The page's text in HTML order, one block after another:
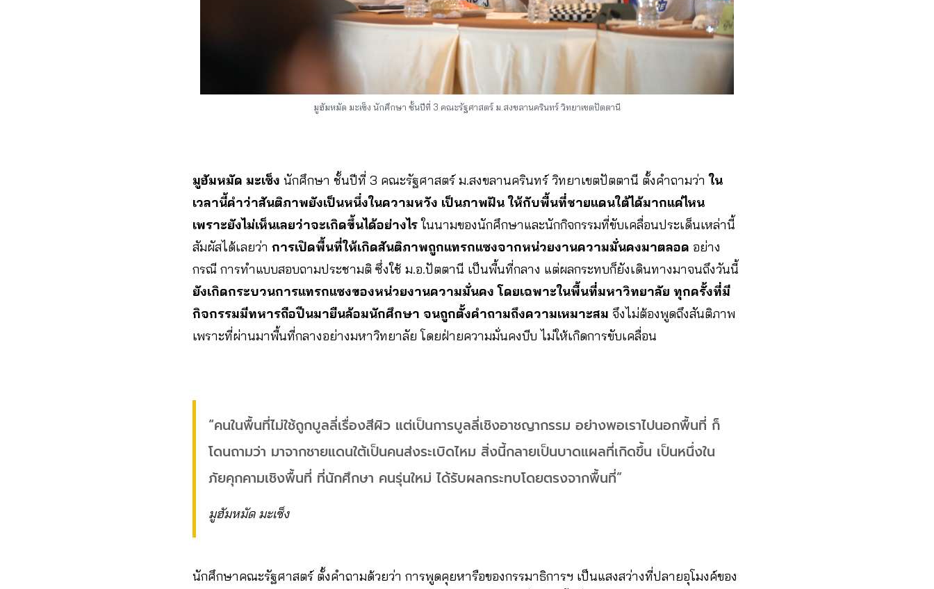
มูฮัมหมัด มะเซ็ง นักศึกษา ชั้นปีที่ 3 คณะรัฐศาสตร์ ม.สงขลานครินทร์ วิทยาเขตปัตตานี
มูฮัมหมัด มะเซ็ง นักศึกษา ชั้นปีที่ 3 คณะรัฐศาสตร์ ม.สงขลานครินทร์ วิทยาเขตปัตตานี ตั้งคำถามว่าใน
เวลานี้คำว่าสันติภาพยังเป็นหนึ่งในความหวัง เป็นภาพฝัน ให้กับพื้นที่ชายแดนใต้ได้มากแค่ไหน
เพราะยังไม่เห็นเลยว่าจะเกิดขึ้นได้อย่างไรในนามของนักศึกษาและนักกิจกรรมที่ขับเคลื่อนประเด็นเหล่านี้
สัมผัสได้เลยว่า การเปิดพื้นที่ให้เกิดสันติภาพถูกแทรกแซงจากหน่วยงานความมั่นคงมาตลอด อย่าง
กรณี การทำแบบสอบถามประชามติ ซึ่งใช้ ม.อ.ปัตตานี เป็นพื้นที่กลาง แต่ผลกระทบก็ยังเดินทางมาจนถึงวันนี้
ยังเกิดกระบวนการแทรกแซงของหน่วยงานความมั่นคง โดยเฉพาะในพื้นที่มหาวิทยาลัย ทุกครั้งที่มี
กิจกรรมมีทหารถือปืนมายืนล้อมนักศึกษา จนถูกตั้งคำถามถึงความเหมาะสม จึงไม่ต้องพูดถึงสันติภาพ
เพราะที่ผ่านมาพื้นที่กลางอย่างมหาวิทยาลัย โดยฝ่ายความมั่นคงบีบ ไม่ให้เกิดการขับเคลื่อน
“คนในพื้นที่ไม่ใช้ถูกบูลลี่เรื่องสีผิว แต่เป็นการบูลลี่เชิงอาชญากรรม อย่างพอเราไปนอกพื้นที่ ก็
โดนถามว่า มาจากชายแดนใต้เป็นคนส่งระเบิดไหม สิ่งนี้กลายเป็นบาดแผลที่เกิดขึ้น เป็นหนึ่งใน
ภัยคุกคามเชิงพื้นที่ ที่นักศึกษา คนรุ่นใหม่ ได้รับผลกระทบโดยตรงจากพื้นที่”
มูฮัมหมัด มะเซ็ง
นักศึกษาคณะรัฐศาสตร์ ตั้งคำถามด้วยว่า การพูดคุยหารือของกรรมาธิการฯ เป็นแสงสว่างที่ปลายอุโมงค์ของ